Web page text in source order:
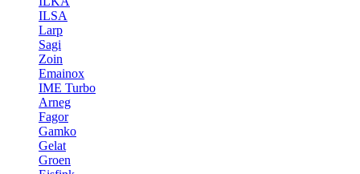
ILSA
Larp
Sagi
Zoin
Emainox
IME Turbo
Arneg
Fagor
Gamko
Gelat
Groen